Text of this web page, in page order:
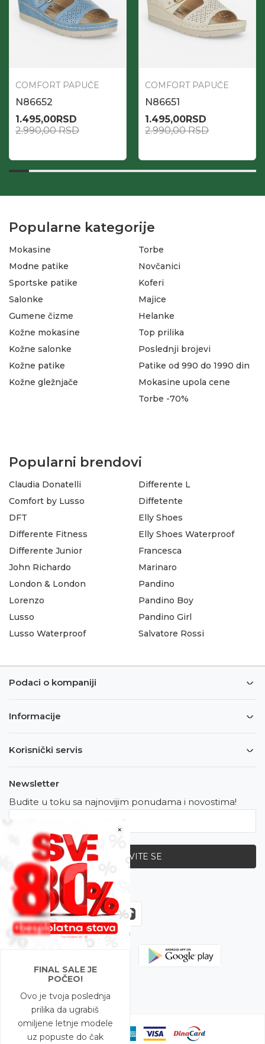
×
FINAL SALE JE
POČEO!
Ovo je tvoja poslednja
prilika da ugrabiš
omiljene letnje modele
uz popuste do čak
COMFORT PAPUČE
N86652
1.495,00RSD
2.990,00RSD
COMFORT PAPUČE
N86651
1.495,00RSD
2.990,00RSD
Popularne kategorije
Mokasine
Modne patike
Sportske patike
Salonke
Gumene čizme
Torbe
Novčanici
Koferi
Majice
Helanke
Kožne mokasine
Kožne salonke
Kožne patike
Kožne gležnjače
Top prilika
Poslednji brojevi
Patike od 990 do 1990 din
Mokasine upola cene
Torbe -70%
Popularni brendovi
Claudia Donatelli
Comfort by Lusso
DFT
Differente Fitness
Differente Junior
Differente L
Diffetente
Elly Shoes
Elly Shoes Waterproof
Francesca
John Richardo
London & London
Lorenzo
Lusso
Lusso Waterproof
Marinaro
Pandino
Pandino Boy
Pandino Girl
Salvatore Rossi
Podaci o kompaniji
Informacije
Korisnički servis
Newsletter
Budite u toku sa najnovijim ponudama i novostima!
PRIJAVITE SE
Zapratite nas